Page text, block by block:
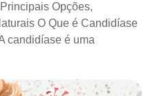
Opções,
O Que é Candidíase
candidíase é uma